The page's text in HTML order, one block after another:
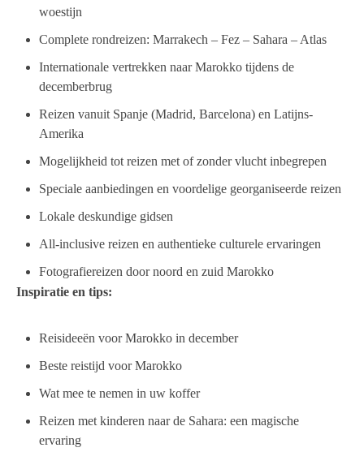
woestijn
Complete rondreizen: Marrakech – Fez – Sahara – Atlas
Internationale vertrekken naar Marokko tijdens de
decemberbrug
Reizen vanuit Spanje (Madrid, Barcelona) en Latijns-
Amerika
Mogelijkheid tot reizen met of zonder vlucht inbegrepen
Speciale aanbiedingen en voordelige georganiseerde reizen
Lokale deskundige gidsen
All-inclusive reizen en authentieke culturele ervaringen
Fotografiereizen door noord en zuid Marokko
Inspiratie en tips:
Reisideeën voor Marokko in december
Beste reistijd voor Marokko
Wat mee te nemen in uw koffer
Reizen met kinderen naar de Sahara: een magische
ervaring